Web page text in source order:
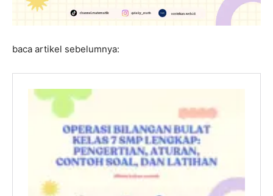
baca artikel sebelumnya: